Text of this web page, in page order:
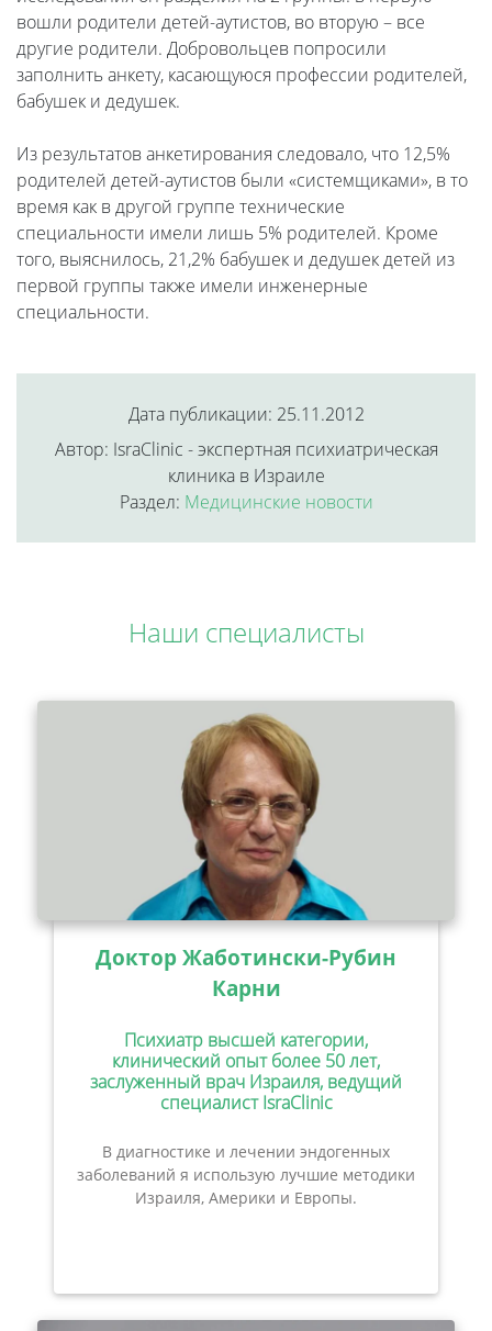
вошли родители детей-аутистов, во вторую – все
другие родители. Добровольцев попросили
заполнить анкету, касающуюся профессии родителей,
бабушек и дедушек.
Из результатов анкетирования следовало, что 12,5%
родителей детей-аутистов были «системщиками», в то
время как в другой группе технические
специальности имели лишь 5% родителей. Кроме
того, выяснилось, 21,2% бабушек и дедушек детей из
первой группы также имели инженерные
специальности.
Дата публикации: 25.11.2012
Автор: IsraClinic - экспертная психиатрическая
клиника в Израиле
Раздел: Медицинские новости
Наши специалисты
Доктор Жаботински-Рубин
Карни
Психиатр высшей категории,
клинический опыт более 50 лет,
заслуженный врач Израиля, ведущий
специалист IsraClinic
В диагностике и лечении эндогенных
заболеваний я использую лучшие методики
Израиля, Америки и Европы.